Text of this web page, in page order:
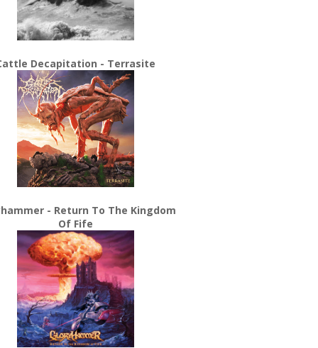
Decapitation - Terrasite
- Return To The Kingdom
Of Fife